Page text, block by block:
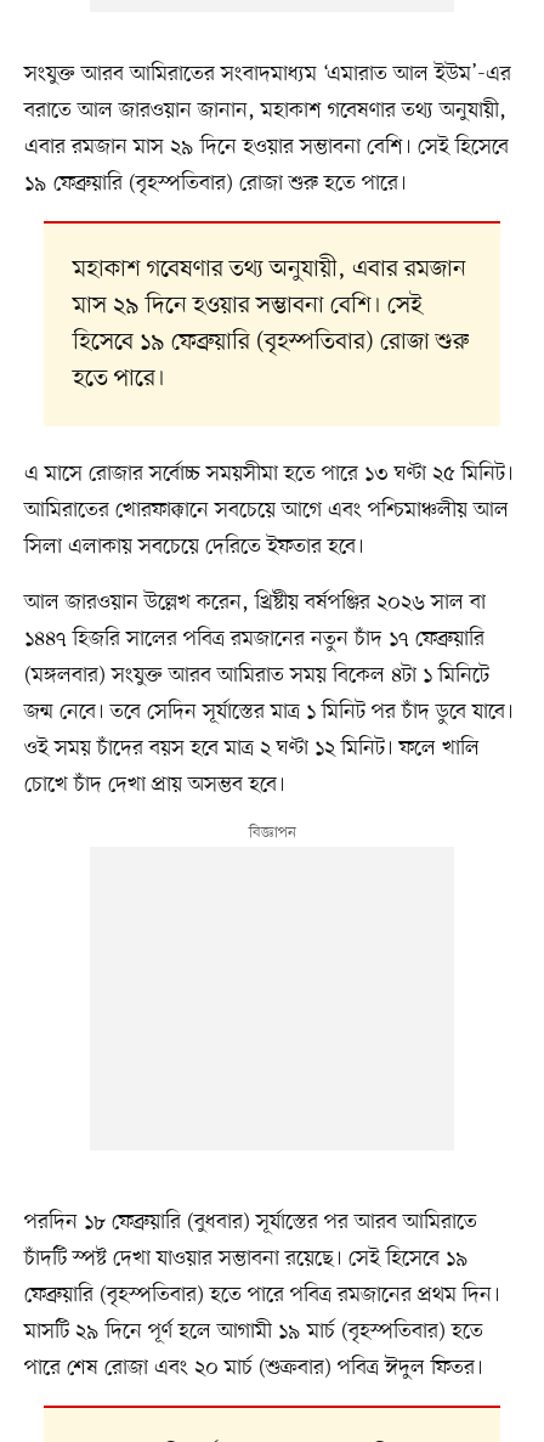
সংযুক্ত আরব আমিরাতের সংবাদমাধ্যম ‘এমারাত আল ইউম’-এর
বরাতে আল জারওয়ান জানান, মহাকাশ গবেষণার তথ্য অনুযায়ী,
এবার রমজান মাস ২৯ দিনে হওয়ার সম্ভাবনা বেশি। সেই হিসেবে
১৯ ফেব্রুয়ারি (বৃহস্পতিবার) রোজা শুরু হতে পারে।
মহাকাশ গবেষণার তথ্য অনুযায়ী, এবার রমজান
মাস ২৯ দিনে হওয়ার সম্ভাবনা বেশি। সেই
হিসেবে ১৯ ফেব্রুয়ারি (বৃহস্পতিবার) রোজা শুরু
হতে পারে।
এ মাসে রোজার সর্বোচ্চ সময়সীমা হতে পারে ১৩ ঘণ্টা ২৫ মিনিট।
আমিরাতের খোরফাক্কানে সবচেয়ে আগে এবং পশ্চিমাঞ্চলীয় আল
সিলা এলাকায় সবচেয়ে দেরিতে ইফতার হবে।
আল জারওয়ান উল্লেখ করেন, খ্রিষ্টীয় বর্ষপঞ্জির ২০২৬ সাল বা
১৪৪৭ হিজরি সালের পবিত্র রমজানের নতুন চাঁদ ১৭ ফেব্রুয়ারি
(মঙ্গলবার) সংযুক্ত আরব আমিরাত সময় বিকেল ৪টা ১ মিনিটে
জন্ম নেবে। তবে সেদিন সূর্যাস্তের মাত্র ১ মিনিট পর চাঁদ ডুবে যাবে।
ওই সময় চাঁদের বয়স হবে মাত্র ২ ঘণ্টা ১২ মিনিট। ফলে খালি
চোখে চাঁদ দেখা প্রায় অসম্ভব হবে।
পরদিন ১৮ ফেব্রুয়ারি (বুধবার) সূর্যাস্তের পর আরব আমিরাতে
চাঁদটি স্পষ্ট দেখা যাওয়ার সম্ভাবনা রয়েছে। সেই হিসেবে ১৯
ফেব্রুয়ারি (বৃহস্পতিবার) হতে পারে পবিত্র রমজানের প্রথম দিন।
মাসটি ২৯ দিনে পূর্ণ হলে আগামী ১৯ মার্চ (বৃহস্পতিবার) হতে
পারে শেষ রোজা এবং ২০ মার্চ (শুক্রবার) পবিত্র ঈদুল ফিতর।